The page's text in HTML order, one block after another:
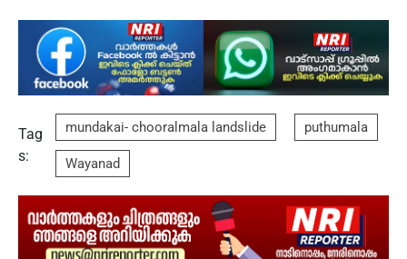
Tag
s:
mundakai- chooralmala landslide puthumala
Wayanad